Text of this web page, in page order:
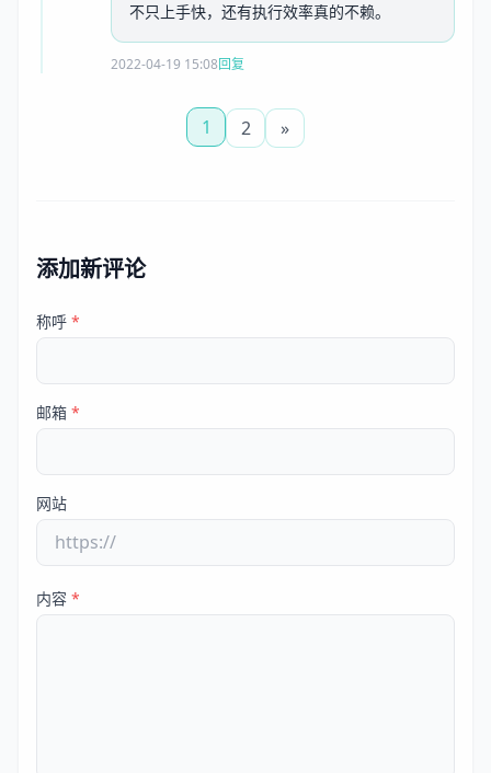
不只上手快，还有执行效率真的不赖。
2022-04-19 15:08回复
1 2 »
添加新评论
称呼 *
邮箱 *
网站
内容 *